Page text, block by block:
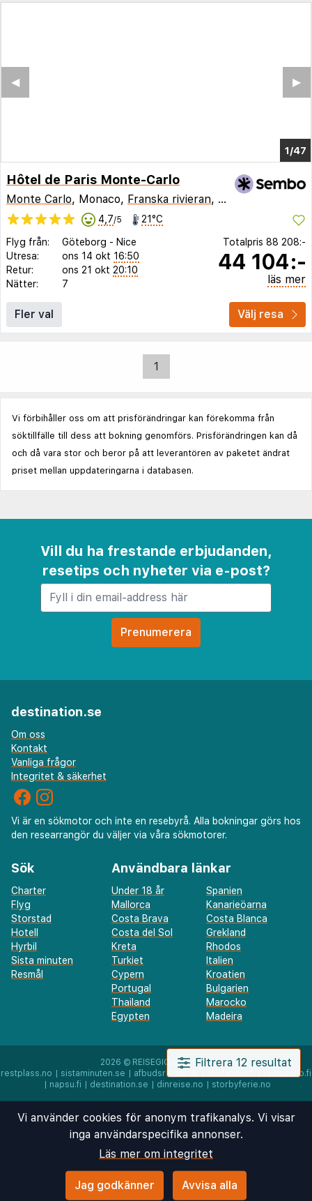
1/43
▶︎
◀︎
Hôtel de Paris Monte-Carlo
Monte Carlo, Monaco, Franska rivieran, Frankrike
4,7/5 21°C
Flyg från: Göteborg - Nice
Utresa:
ons 14 okt 16:50
Retur:
ons 21 okt 20:10
Nätter:
7
Totalpris 88 208:-
44 104:-
läs mer
Fler val Välj resa
1
Vi förbihåller oss om att prisförändringar kan förekomma från
söktillfälle till dess att bokning genomförs. Prisförändringen kan då
och då vara stor och beror på att leverantören av paketet ändrat
priset mellan uppdateringarna i databasen.
Filtrera 12 resultat
Vill du ha frestande erbjudanden,
resetips och nyheter via e-post?
destination.se
Om oss
Kontakt
Vanliga frågor
Integritet & säkerhet
Vi är en sökmotor och inte en resebyrå. Alla bokningar görs hos
den researrangör du väljer via våra sökmotorer.
Sök
Charter
Flyg
Storstad
Hotell
Hyrbil
Sista minuten
Resmål
Användbara länkar
Under 18 år
Spanien
Mallorca
Kanarieöarna
Costa Brava
Costa Blanca
Costa del Sol
Grekland
Kreta
Rhodos
Turkiet
Italien
Cypern
Kroatien
Portugal
Bulgarien
Thailand
Marocko
Egypten
Madeira
2026 © REISEGIGANTEN AS
restplass.no
sistaminuten.se afbudsrejser.dk
rantapallo.fi
napsu.fi destination.se dinreise.no storbyferie.no
Vi använder cookies för anonym trafikanalys. Vi visar
inga användarspecifika annonser.
Läs mer om integritet
Jag godkänner Avvisa alla